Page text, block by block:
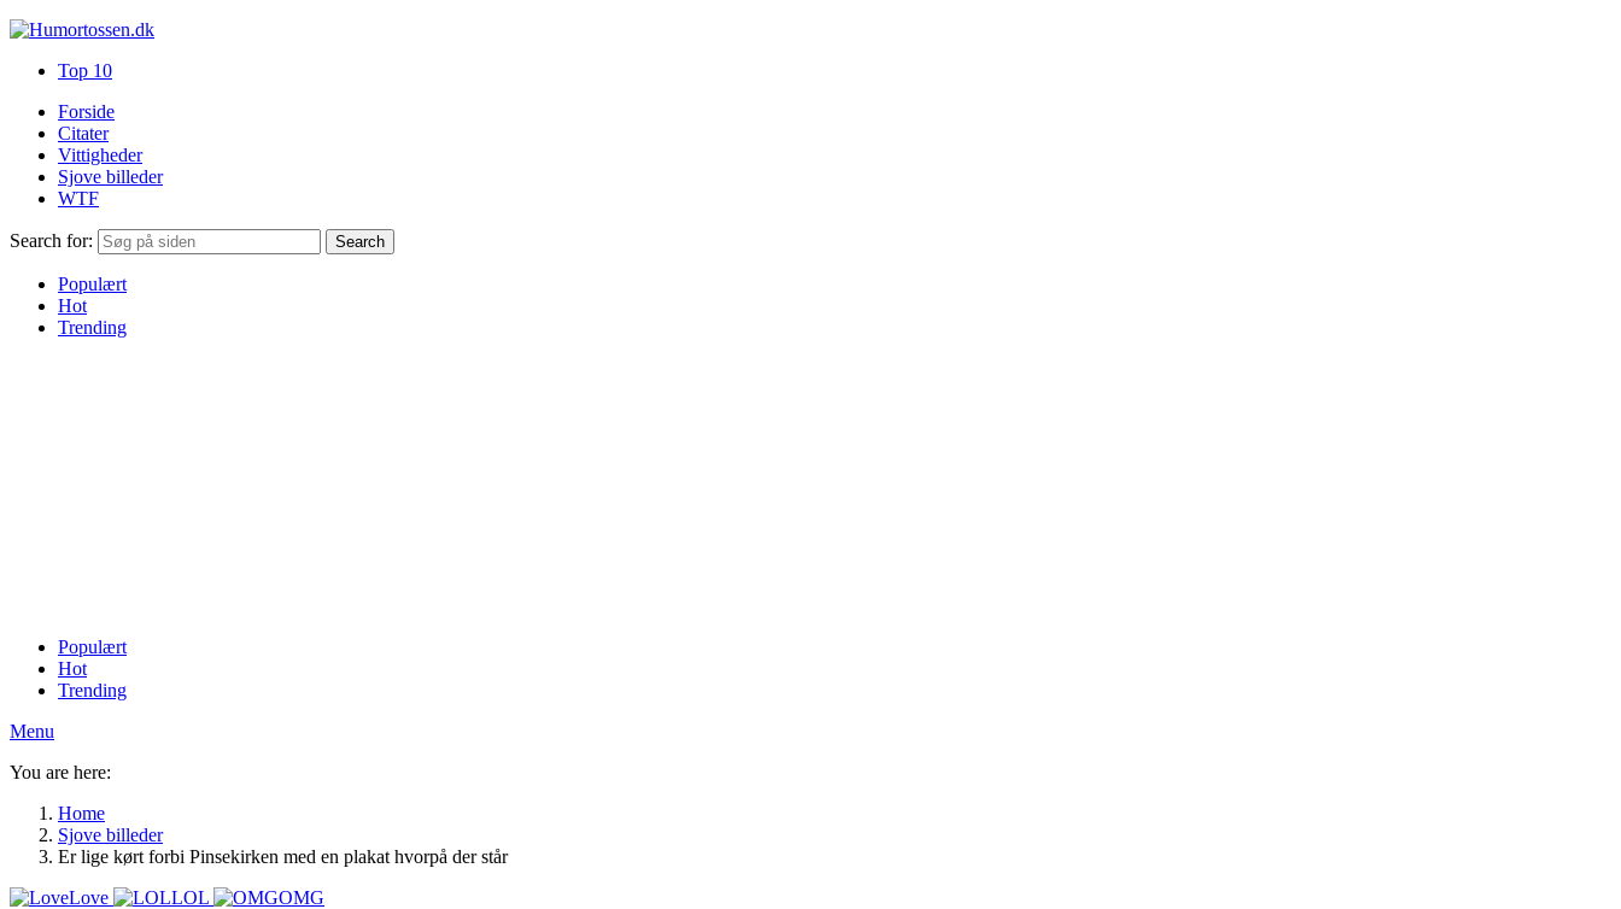
Top 10
Forside
Citater
Vittigheder
Sjove billeder
WTF
Search for: Search
Populært
Hot
Trending
Populært
Hot
Trending
Menu
You are here:
Home
Sjove billeder
Er lige kørt forbi Pinsekirken med en plakat hvorpå der står
Love
LOL OMG